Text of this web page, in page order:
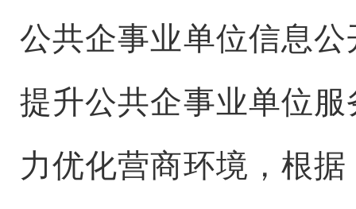
公共企事业单位信息
提升公共企事业单位
力优化营商环境，根